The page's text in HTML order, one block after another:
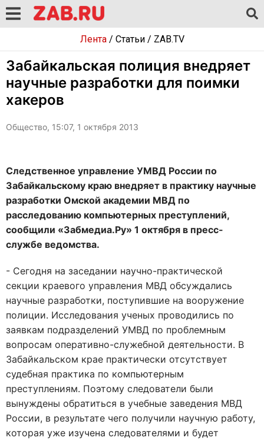
Лента/ Статьи/ ZAB.TV
Забайкальская полиция внедряет
научные разработки для поимки
хакеров
Общество, 15:07, 1 октября 2013
Следственное управление УМВД России по
Забайкальскому краю внедряет в практику научные
разработки Омской академии МВД по
расследованию компьютерных преступлений,
сообщили «Забмедиа.Ру» 1 октября в пресс-
службе ведомства.
- Сегодня на заседании научно-практической
секции краевого управления МВД обсуждались
научные разработки, поступившие на вооружение
полиции. Исследования ученых проводились по
заявкам подразделений УМВД по проблемным
вопросам оперативно-служебной деятельности. В
Забайкальском крае практически отсутствует
судебная практика по компьютерным
преступлениям. Поэтому следователи были
вынуждены обратиться в учебные заведения МВД
России, в результате чего получили научную работу,
которая уже изучена следователями и будет